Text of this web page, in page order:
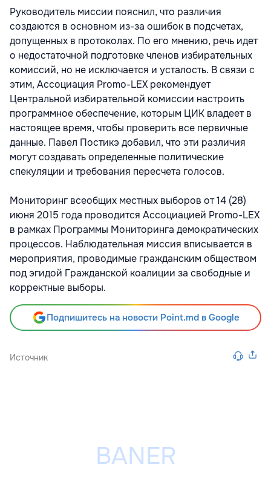
Руководитель миссии пояснил, что различия
создаются в основном из-за ошибок в подсчетах,
допущенных в протоколах. По его мнению, речь идет
о недостаточной подготовке членов избирательных
комиссий, но не исключается и усталость. В связи с
этим, Ассоциация Promo-LEX рекомендует
Центральной избирательной комиссии настроить
программное обеспечение, которым ЦИК владеет в
настоящее время, чтобы проверить все первичные
данные. Павел Постикэ добавил, что эти различия
могут создавать определенные политические
спекуляции и требования пересчета голосов.
Мониторинг всеобщих местных выборов от 14 (28)
июня 2015 года проводится Ассоциацией Promo-LEX
в рамках Программы Мониторинга демократических
процессов. Наблюдательная миссия вписывается в
мероприятия, проводимые гражданским обществом
под эгидой Гражданской коалиции за свободные и
корректные выборы.
Подпишитесь на новости Point.md в Google
Источник